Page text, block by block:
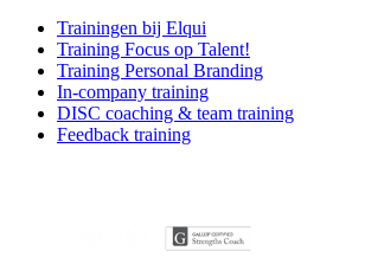
Trainingen bij Elqui
Training Focus op Talent!
Training Personal Branding
In-company training
DISC coaching & team training
Feedback training